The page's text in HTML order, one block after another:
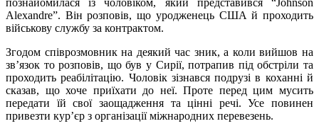
Alexandre”. Він розповів, що уродженець США й проходить
військову службу за контрактом.
Згодом співрозмовник на деякий час зник, а коли вийшов на
зв’язок то розповів, що був у Сирії, потрапив під обстріли та
проходить реабілітацію. Чоловік зізнався подрузі в коханні й
сказав, що хоче приїхати до неї. Проте перед цим мусить
передати їй свої заощадження та цінні речі. Усе повинен
привезти кур’єр з організації міжнародних перевезень.